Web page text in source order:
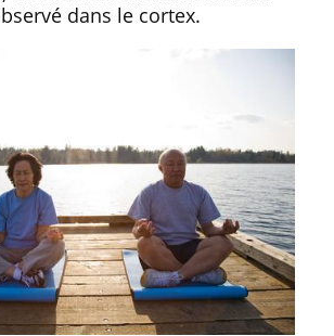
dans le cortex.